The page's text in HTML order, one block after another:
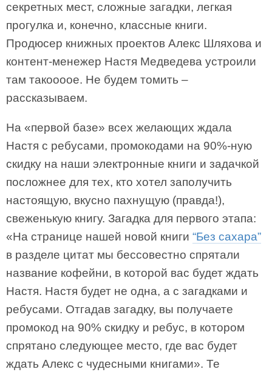
секретных мест, сложные загадки, легкая
прогулка и, конечно, классные книги.
Продюсер книжных проектов Алекс Шляхова и
контент-менежер Настя Медведева устроили
там такоооое. Не будем томить –
рассказываем.
На «первой базе» всех желающих ждала
Настя с ребусами, промокодами на 90%-ную
скидку на наши электронные книги и задачкой
посложнее для тех, кто хотел заполучить
настоящую, вкусно пахнущую (правда!),
свеженькую книгу. Загадка для первого этапа:
«На странице нашей новой книги “Без сахара”
в разделе цитат мы бессовестно спрятали
название кофейни, в которой вас будет ждать
Настя. Настя будет не одна, а с загадками и
ребусами. Отгадав загадку, вы получаете
промокод на 90% скидку и ребус, в котором
спрятано следующее место, где вас будет
ждать Алекс с чудесными книгами». Те